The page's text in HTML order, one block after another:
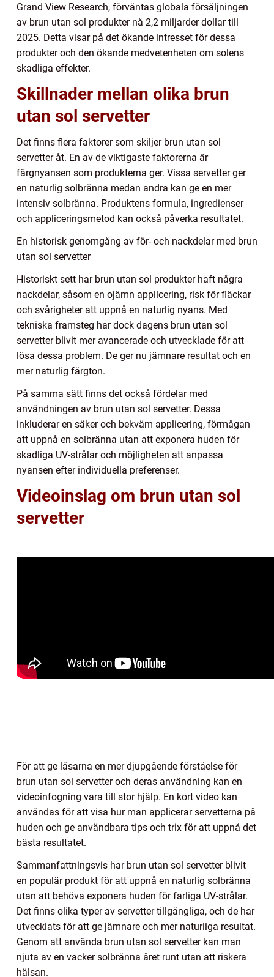
Grand View Research, förväntas globala försäljningen
av brun utan sol produkter nå 2,2 miljarder dollar till
2025. Detta visar på det ökande intresset för dessa
produkter och den ökande medvetenheten om solens
skadliga effekter.
Skillnader mellan olika brun
utan sol servetter
Det finns flera faktorer som skiljer brun utan sol
servetter åt. En av de viktigaste faktorerna är
färgnyansen som produkterna ger. Vissa servetter ger
en naturlig solbränna medan andra kan ge en mer
intensiv solbränna. Produktens formula, ingredienser
och appliceringsmetod kan också påverka resultatet.
En historisk genomgång av för- och nackdelar med brun
utan sol servetter
Historiskt sett har brun utan sol produkter haft några
nackdelar, såsom en ojämn applicering, risk för fläckar
och svårigheter att uppnå en naturlig nyans. Med
tekniska framsteg har dock dagens brun utan sol
servetter blivit mer avancerade och utvecklade för att
lösa dessa problem. De ger nu jämnare resultat och en
mer naturlig färgton.
På samma sätt finns det också fördelar med
användningen av brun utan sol servetter. Dessa
inkluderar en säker och bekväm applicering, förmågan
att uppnå en solbränna utan att exponera huden för
skadliga UV-strålar och möjligheten att anpassa
nyansen efter individuella preferenser.
Videoinslag om brun utan sol
servetter
För att ge läsarna en mer djupgående förståelse för
brun utan sol servetter och deras användning kan en
videoinfogning vara till stor hjälp. En kort video kan
användas för att visa hur man applicerar servetterna på
huden och ge användbara tips och trix för att uppnå det
bästa resultatet.
Sammanfattningsvis har brun utan sol servetter blivit
en populär produkt för att uppnå en naturlig solbränna
utan att behöva exponera huden för farliga UV-strålar.
Det finns olika typer av servetter tillgängliga, och de har
utvecklats för att ge jämnare och mer naturliga resultat.
Genom att använda brun utan sol servetter kan man
njuta av en vacker solbränna året runt utan att riskera
hälsan.